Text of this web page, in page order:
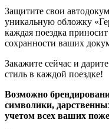
Защитите свои
уникальную обложку
каждая поездка
сохранности ваших
Закажите сейчас и
стиль в каждой поездке!
Возможно
символики,
учетом всех ваших